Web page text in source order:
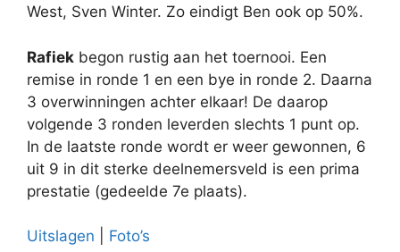
West, Sven Winter. Zo eindigt Ben ook op 50%.
Rafiek begon rustig aan het toernooi. Een
remise in ronde 1 en een bye in ronde 2. Daarna
3 overwinningen achter elkaar! De daarop
volgende 3 ronden leverden slechts 1 punt op.
In de laatste ronde wordt er weer gewonnen, 6
uit 9 in dit sterke deelnemersveld is een prima
prestatie (gedeelde 7e plaats).
Uitslagen Foto’s